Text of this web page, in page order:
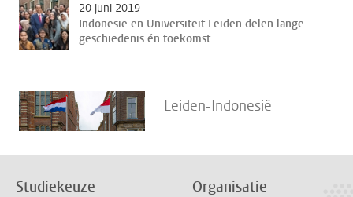
20 juni 2019
Indonesië en Universiteit Leiden delen lange
geschiedenis én toekomst
Leiden-Indonesië
Studiekeuze Organisatie